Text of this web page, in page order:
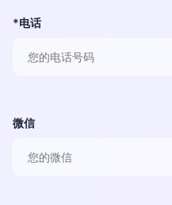
*电话
微信